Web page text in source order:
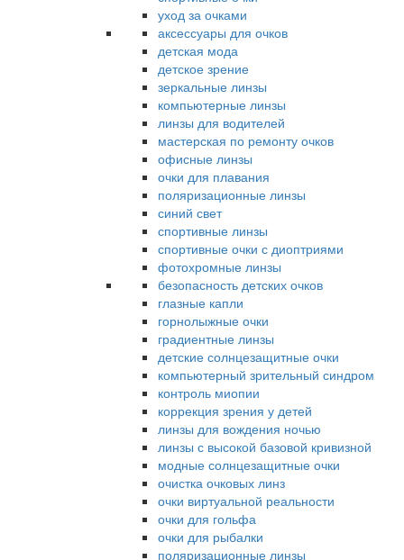
уход за очками
аксессуары для очков
детская мода
детское зрение
зеркальные линзы
компьютерные линзы
линзы для водителей
мастерская по ремонту очков
офисные линзы
очки для плавания
поляризационные линзы
синий свет
спортивные линзы
спортивные очки с диоптриями
фотохромные линзы
безопасность детских очков
глазные капли
горнолыжные очки
градиентные линзы
детские солнцезащитные очки
компьютерный зрительный синдром
контроль миопии
коррекция зрения у детей
линзы для вождения ночью
линзы с высокой базовой кривизной
модные солнцезащитные очки
очистка очковых линз
очки виртуальной реальности
очки для гольфа
очки для рыбалки
поляризационные линзы